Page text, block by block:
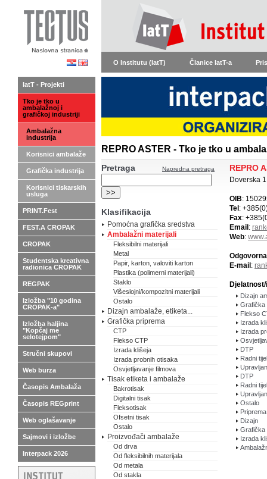
O Institutu (IatT) Članice IatT-a
REPRO ASTER - Tko je tko u
Napredna pretraga
Pretraga
Klasifikacija
Pomoćna grafička sredstva
Ambalažni materijali
Fleksibilni materijali
Metal
Papir, karton, valoviti karton
Plastika (polimerni materijali)
Staklo
Višeslojni/kompozitni materijali
Ostalo
Dizajn ambalaže, etiketa...
Grafička priprema
CTP
Flekso CTP
Izrada klišeja
Izrada probnih otisaka
Osvjetljavanje filmova
Tisak etiketa i ambalaže
Bakrotisak
Digitalni tisak
Fleksotisak
Ofsetni tisak
Ostalo
Proizvođači ambalaže
Od drva
Od fleksibilnih materijala
Od metala
Od stakla
REPRO
Doverska 1
OIB:
Tel :
Fax:
Email :
Web:
E-mail :
Djelatnost/i
Dizajn
Grafička
Flekso
Izrada
Izrada
DTP
Radni
DTP
Radni
Ostalo
Priprema
Dizajn
Grafička
Izrada
IatT - Projekti
Tko je tko u
ambalažnoj i
grafičkoj industriji
Ambalažna
industrija
Korisnici ambalaže
Grafička industrija
Korisnici tiskarskih
usluga
PRINT.Fest
FEST.A CROPAK
CROPAK
Studentska kreativna
radionica CROPAK
REGPAK
Izložba "10 godina
CROPAK-a"
Izložba haljina
"Kopčaj me
selotejpom"
Stručni skupovi
Web burza
Časopis Ambalaža
Časopis REGprint
Web oglašavanje
Sajmovi i izložbe
Interpack 2026